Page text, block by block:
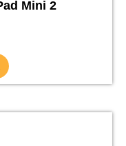
Mini 2
en
la